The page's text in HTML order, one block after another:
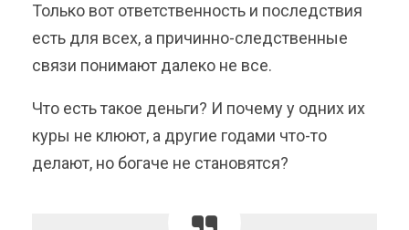
Только вот ответственность и последствия
есть для всех, а причинно-следственные
связи понимают далеко не все.
Что есть такое деньги? И почему у одних их
куры не клюют, а другие годами что-то
делают, но богаче не становятся?